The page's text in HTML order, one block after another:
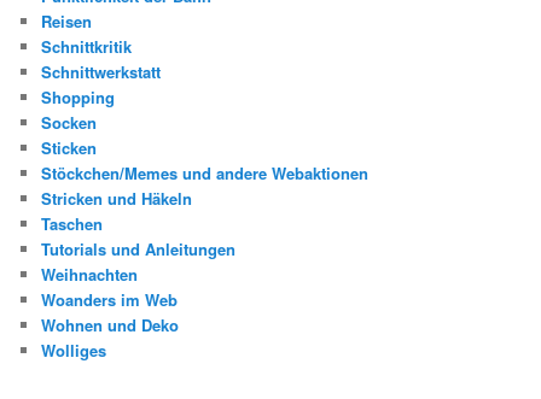
Reisen
Schnittkritik
Schnittwerkstatt
Shopping
Socken
Sticken
Stöckchen/Memes und andere Webaktionen
Stricken und Häkeln
Taschen
Tutorials und Anleitungen
Weihnachten
Woanders im Web
Wohnen und Deko
Wolliges